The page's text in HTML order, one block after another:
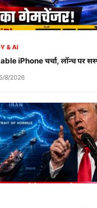
& AI
iPhone चर्चा, लॉन्च पर
5/8/2026